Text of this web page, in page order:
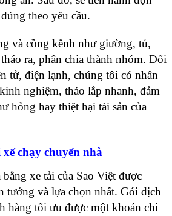
theo yêu cầu.
và cồng kềnh như giường, tủ,
ra, phân chia thành nhóm. Đối
tử, điện lạnh, chúng tôi có nhân
nghiệm, tháo lắp nhanh, đảm
hỏng hay thiệt hại tài sản của
chạy chuyển nhà
xe tải của Sao Việt được
tưởng và lựa chọn nhất. Gói dịch
hàng tối ưu được một khoản chi